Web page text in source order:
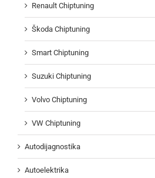
Renault Chiptuning
Škoda Chiptuning
Smart Chiptuning
Suzuki Chiptuning
Volvo Chiptuning
VW Chiptuning
Autodijagnostika
Autoelektrika